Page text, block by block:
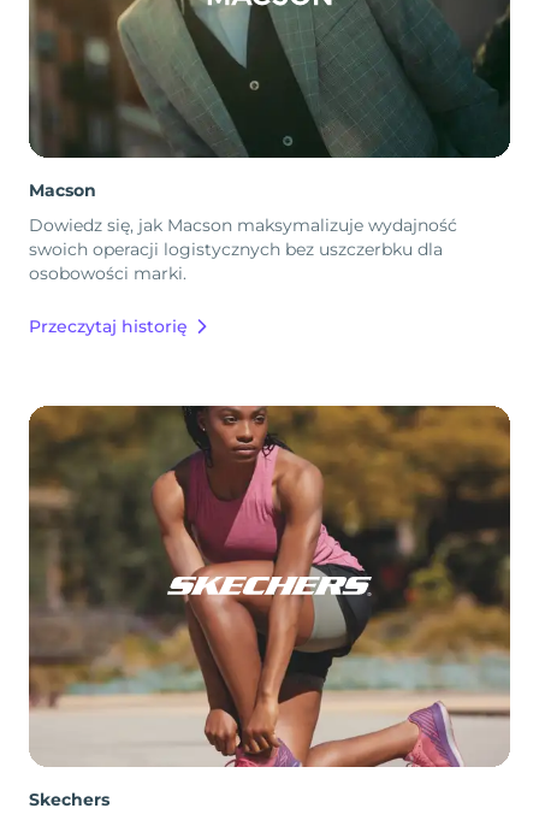
Macson
Dowiedz się, jak Macson maksymalizuje wydajność
swoich operacji logistycznych bez uszczerbku dla
osobowości marki.
Przeczytaj historię
Skechers